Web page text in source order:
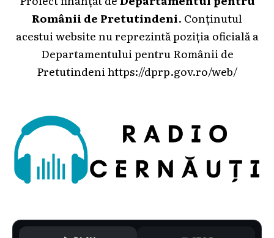
Românii de Pretutindeni. Conținutul
acestui website nu reprezintă poziția oficială a
Departamentului pentru Românii de
Pretutindeni https://dprp.gov.ro/web/